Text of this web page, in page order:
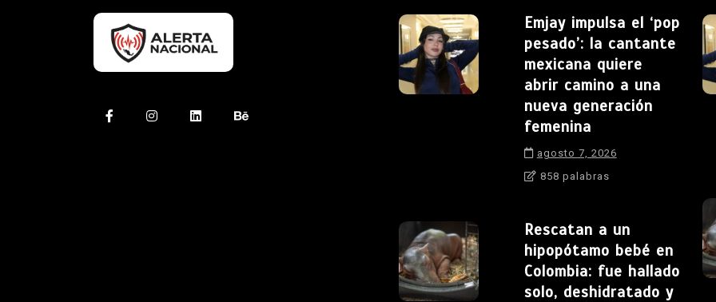
Emjay impulsa el ‘pop
pesado’: la cantante
mexicana quiere
abrir camino a una
nueva generación
femenina
agosto 7, 2026
858 palabras
Rescatan a un
hipopótamo bebé en
Colombia: fue hallado
solo, deshidratado y